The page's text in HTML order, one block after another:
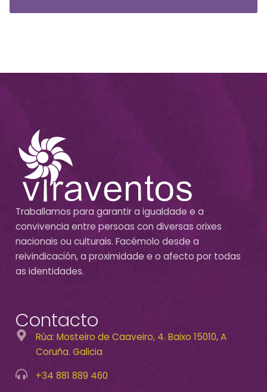
Traballamos para garantir a igualdade e a
convivencia entre persoas con diversas orixes
nacionais ou culturais. Facémolo desde a
reivindicación, a proximidade e o afecto por todas
as identidades.
Contacto
Rúa: Mosteiro de Caaveiro, 4. Baixo 15010, A
Coruña. Galicia
+34 881 889 460